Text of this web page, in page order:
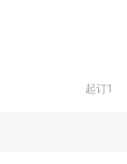
起订1